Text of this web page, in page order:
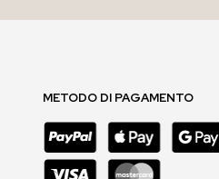
METODO DI PAGAMENTO